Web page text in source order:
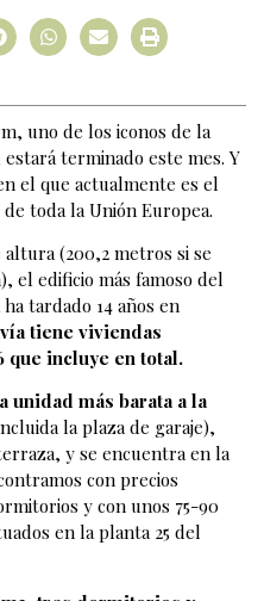
uno de los iconos de la
terminado este mes. Y
el que actualmente es el
toda la Unión Europea.
(200,2 metros si se
el edificio más famoso del
tardado 14 años en
tiene viviendas
que incluye en total.
unidad más barata a la
la plaza de garaje),
y se encuentra en la
con precios
y con unos 75-90
en la planta 25 del